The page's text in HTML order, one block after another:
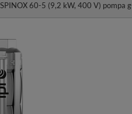
60-5 (9,2 kW, 400 V) pompa